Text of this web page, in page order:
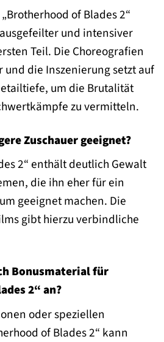
of Blades 2“
und intensiver
Teil. Die Choreografien
die Inszenierung setzt auf
um die Brutalität
zu vermitteln.
Zuschauer geeignet?
2“ enthält deutlich Gewalt
die ihn eher für ein
geeignet machen. Die
gibt hierzu verbindliche
Bonusmaterial für
2“ an?
oder speziellen
of Blades 2“ kann